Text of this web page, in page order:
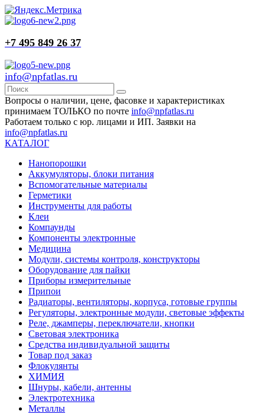
+7 495 849 26 37
info@npfatlas.ru
Вопросы о наличии, цене, фасовке и характеристиках
принимаем ТОЛЬКО по почте info@npfatlas.ru
Работаем только с юр. лицами и ИП. Заявки на
info@npfatlas.ru
КАТАЛОГ
Нанопорошки
Аккумуляторы, блоки питания
Вспомогательные материалы
Герметики
Инструменты для работы
Клеи
Компаунды
Компоненты электронные
Медицина
Модули, системы контроля, конструкторы
Оборудование для пайки
Приборы измерительные
Припои
Радиаторы, вентиляторы, корпуса, готовые группы
Регуляторы, электронные модули, световые эффекты
Реле, джамперы, переключатели, кнопки
Световая электроника
Средства индивидуальной защиты
Товар под заказ
Флокулянты
ХИМИЯ
Шнуры, кабели, антенны
Электротехника
Металлы